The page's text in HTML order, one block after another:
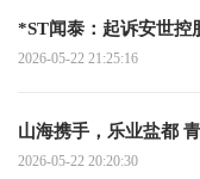
*ST闻泰：起诉安世控
2026-05-22 21:25:16
山
2026-05-22 20:20:30